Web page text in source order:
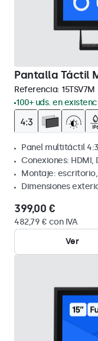
Pantalla Táctil
Referencia: 15TSV7M
100+ uds. en
Panel multitáctil 4:3
Conexiones: HDMI,
Montaje:
Dimensiones
399,00 €
482,79 € con IVA
Ver